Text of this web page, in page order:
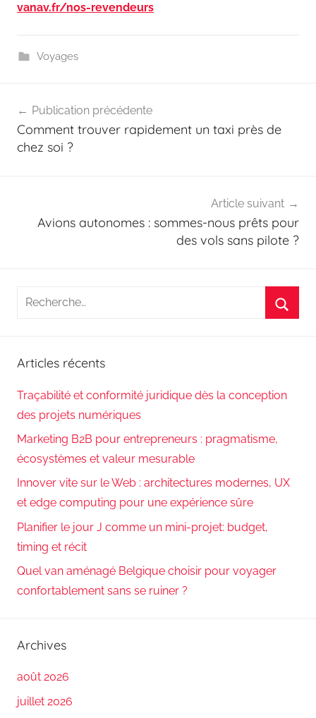
vanav.fr/nos-revendeurs
Voyages
de
l’article
Publication précédente
Comment trouver rapidement un taxi près de
chez soi ?
Article suivant
Avions autonomes : sommes-nous prêts pour
des vols sans pilote ?
Recherche
Articles récents
Traçabilité et conformité juridique dès la conception
des projets numériques
Marketing B2B pour entrepreneurs : pragmatisme,
écosystèmes et valeur mesurable
Innover vite sur le Web : architectures modernes, UX
et edge computing pour une expérience sûre
Planifier le jour J comme un mini-projet: budget,
timing et récit
Quel van aménagé Belgique choisir pour voyager
confortablement sans se ruiner ?
Archives
août 2026
juillet 2026